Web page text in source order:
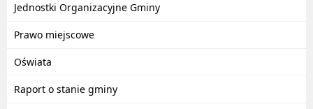
Jednostki Organizacyjne Gminy
Prawo miejscowe
Oświata
Raport o stanie gminy